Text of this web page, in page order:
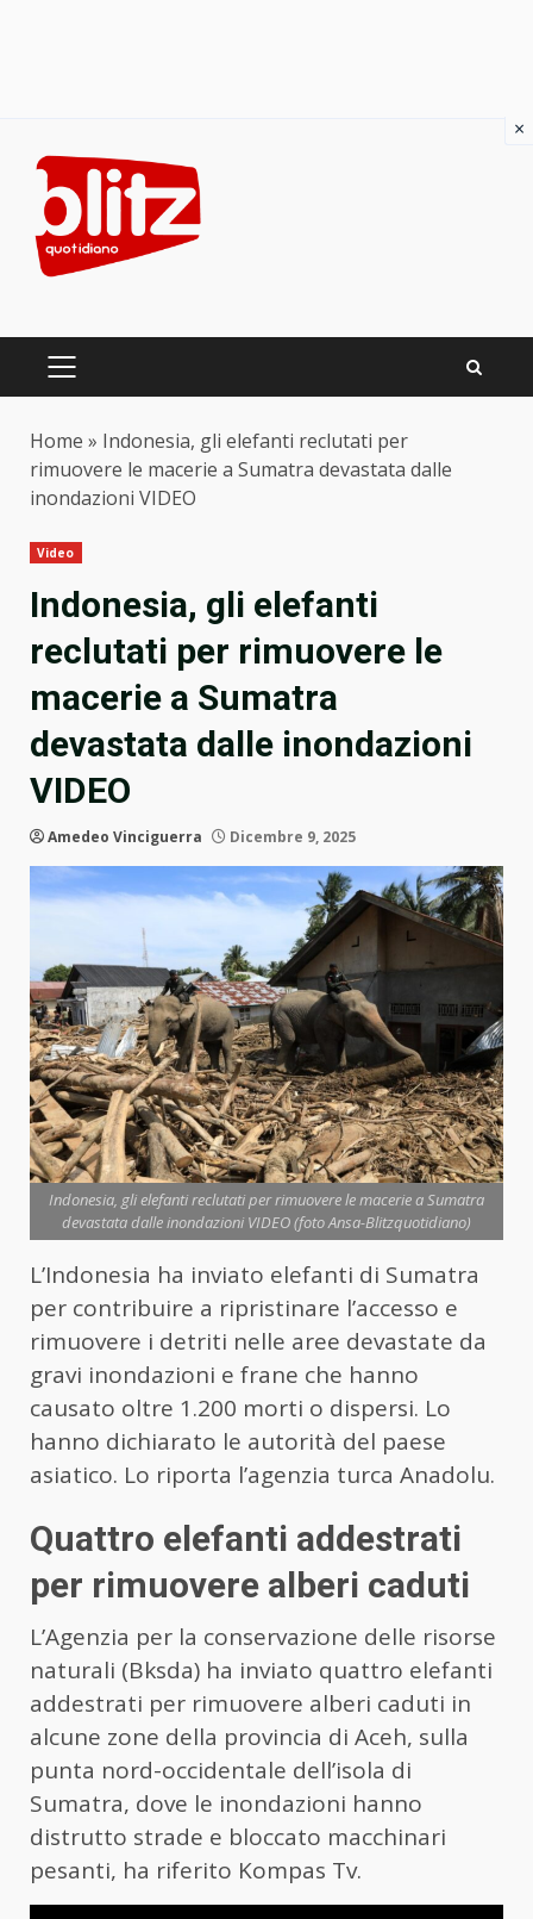
content
PRIMARY
Home » Indonesia, gli elefanti reclutati per
rimuovere le macerie a Sumatra devastata dalle
inondazioni VIDEO
Video
Indonesia, gli elefanti
reclutati per rimuovere le
macerie a Sumatra
devastata dalle inondazioni
VIDEO
Amedeo Vinciguerra Dicembre 9, 2025
Indonesia, gli elefanti reclutati per rimuovere le macerie a Sumatra
devastata dalle inondazioni VIDEO (foto Ansa-Blitzquotidiano)
L’Indonesia ha inviato elefanti di Sumatra
per contribuire a ripristinare l’accesso e
rimuovere i detriti nelle aree devastate da
gravi inondazioni e frane che hanno
causato oltre 1.200 morti o dispersi. Lo
hanno dichiarato le autorità del paese
asiatico. Lo riporta l’agenzia turca Anadolu.
Quattro elefanti addestrati
per rimuovere alberi caduti
L’Agenzia per la conservazione delle risorse
naturali (Bksda) ha inviato quattro elefanti
addestrati per rimuovere alberi caduti in
alcune zone della provincia di Aceh, sulla
punta nord-occidentale dell’isola di
Sumatra, dove le inondazioni hanno
distrutto strade e bloccato macchinari
pesanti, ha riferito Kompas Tv.
×